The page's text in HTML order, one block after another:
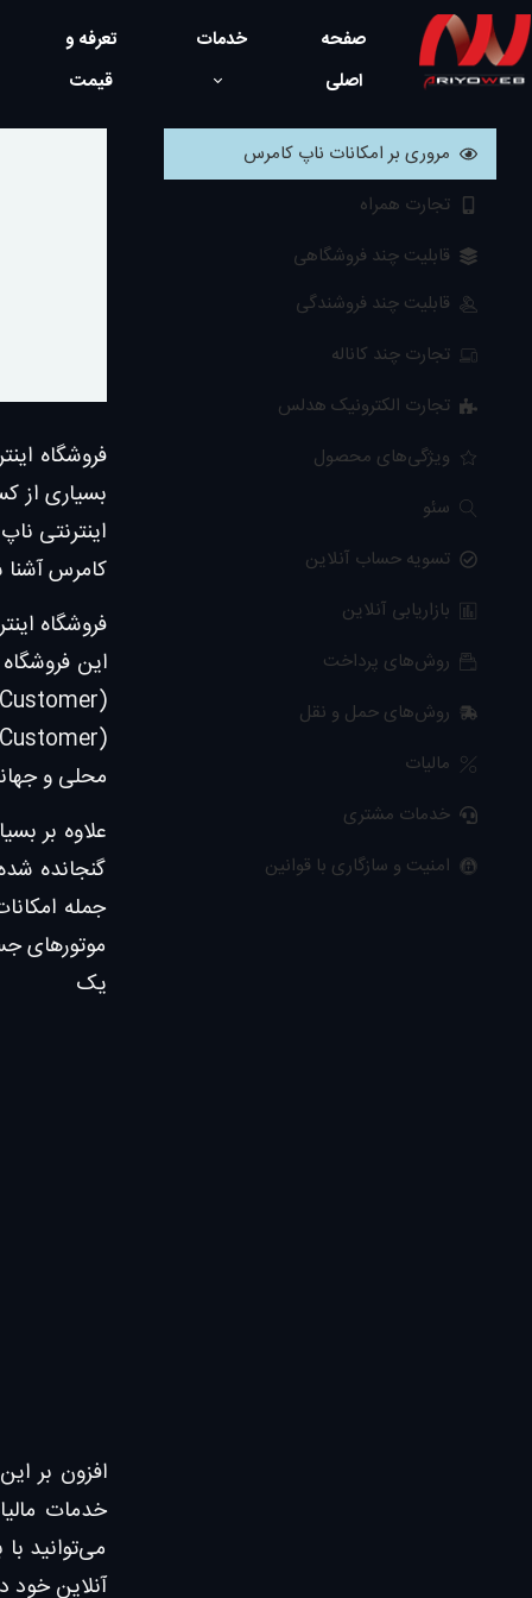
صفحه
اصلی
خدمات
تعرفه و
قیمت
مروری بر امکانات ناپ کامرس
تجارت همراه
قابلیت چند فروشگاهی
قابلیت چند فروشندگی
تجارت چند کاناله
تجارت الکترونیک هدلس
ویژگی‌های محصول
سئو
تسویه حساب آنلاین
بازاریابی آنلاین
روش‌های پرداخت
روش‌های حمل و نقل
مالیات
خدمات مشتری
امنیت و سازگاری با قوانین
بسیاری از
اینترنتی
کامرس آشنا
این
محلی و
علاوه بر
گنجانده
جمله
موتورهای
یک
افزون بر
می‌توانید
آنلاین خود